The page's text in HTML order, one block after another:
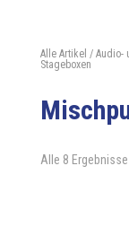
Alle Artikel / Audio-
Stageboxen
Alle 8